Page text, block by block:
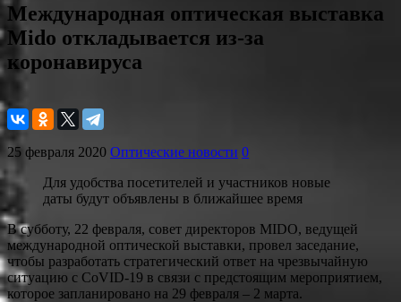
Международная оптическая выставка
Mido откладывается из-за
коронавируса
25 февраля 2020 Оптические новости 0
Для удобства посетителей и участников новые
даты будут объявлены в ближайшее время
В субботу, 22 февраля, совет директоров MIDO, ведущей
международной оптической выставки, провел заседание,
чтобы разработать стратегический ответ на чрезвычайную
ситуацию с CoVID-19 в связи с предстоящим мероприятием,
которое запланировано на 29 февраля – 2 марта.